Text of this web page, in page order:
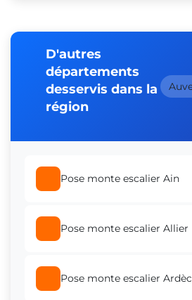
D'autres
départements
desservis dans la
région
Pose monte escalier Ain
Pose monte escalier Allier
Pose monte escalier